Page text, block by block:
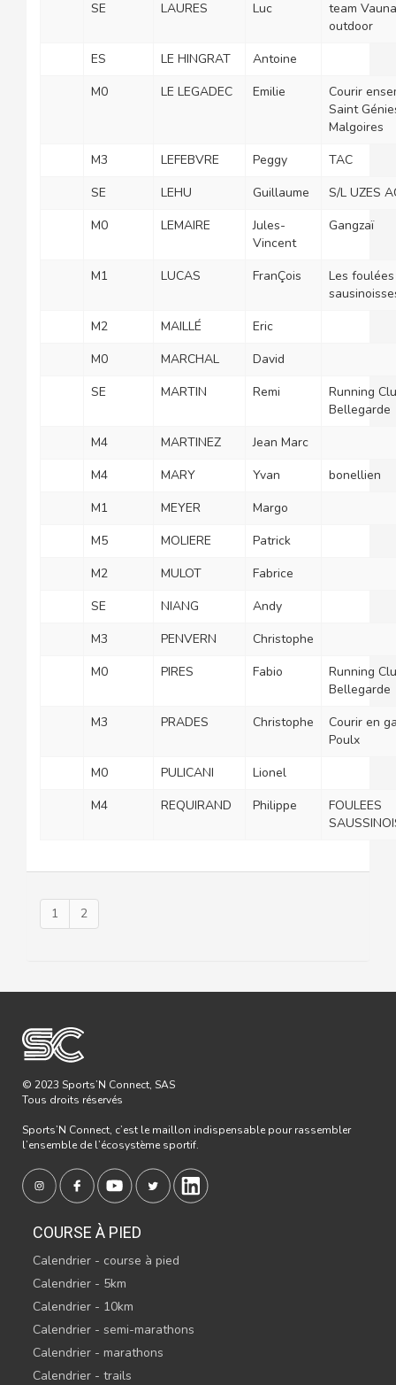
SE LAURES Luc
team
outdoor
ES
LE HINGRAT
Antoine
M0
LE LEGADEC Emilie
Courir
Saint
Malgoires
M3
LEFEBVRE Peggy
TAC
SE
LEHU Guillaume
S/L UZES
M0
LEMAIRE
Jules-
Vincent
Gangzaï
M1 LUCAS FranÇois
Les foulées
M2
MAILLÉ
Eric
M0
MARCHAL
David
SE
MARTIN Remi
Running
Bellegarde
M4
MARTINEZ
Jean Marc
M4
MARY Yvan
bonellien
M1
MEYER
Margo
M5
MOLIERE
Patrick
M2
MULOT
Fabrice
SE
NIANG
Andy
M3
PENVERN
Christophe
M0
PIRES Fabio
Running
Bellegarde
M3
PRADES Christophe
Courir en
Poulx
M0
PULICANI
Lionel
M4
REQUIRAND Philippe
FOULEES
1 2
© 2023 Sports’N Connect, SAS
Tous droits réservés
Sports’N Connect, c’est le maillon indispensable pour rassembler
l’ensemble de l’écosystème sportif.
COURSE À PIED
Calendrier - course à pied
Calendrier - 5km
Calendrier - 10km
Calendrier - semi-marathons
Calendrier - marathons
Calendrier - trails